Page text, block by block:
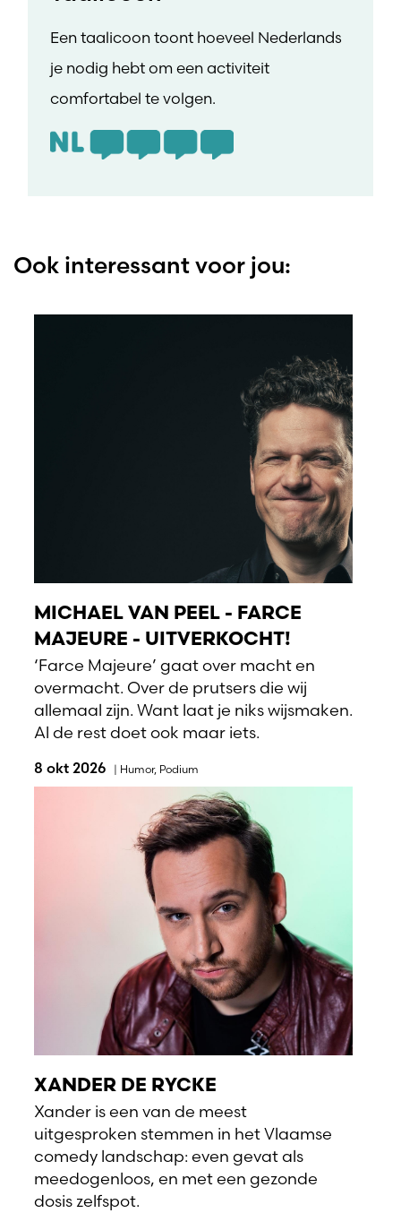
Een taalicoon toont hoeveel Nederlands
je nodig hebt om een activiteit
comfortabel te volgen.
Ook interessant voor jou:
MICHAEL VAN PEEL - FARCE
MAJEURE - UITVERKOCHT!
‘Farce Majeure’ gaat over macht en
overmacht. Over de prutsers die wij
allemaal zijn. Want laat je niks wijsmaken.
Al de rest doet ook maar iets.
8 okt 2026 | Humor, Podium
XANDER DE RYCKE
Xander is een van de meest
uitgesproken stemmen in het Vlaamse
comedy landschap: even gevat als
meedogenloos, en met een gezonde
dosis zelfspot.